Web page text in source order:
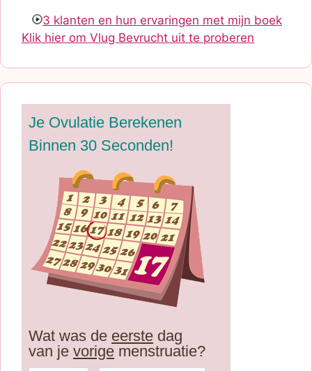
3 klanten en hun ervaringen met mijn boek
Klik hier om Vlug Bevrucht uit te proberen
Je Ovulatie Berekenen
Binnen 30 Seconden!
Wat was de eerste dag
van je vorige menstruatie?